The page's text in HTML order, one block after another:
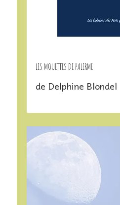
LES MOUETTES DE PALERME
de Delphine Blondel